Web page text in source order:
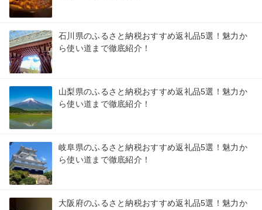
石川県のふるさと納税おすすめ返礼品5選！魅力か
ら使い道まで徹底紹介！
山梨県のふるさと納税おすすめ返礼品5選！魅力か
ら使い道まで徹底紹介！
岐阜県のふるさと納税おすすめ返礼品5選！魅力か
ら使い道まで徹底紹介！
大阪府のふるさと納税おすすめ返礼品5選！魅力か